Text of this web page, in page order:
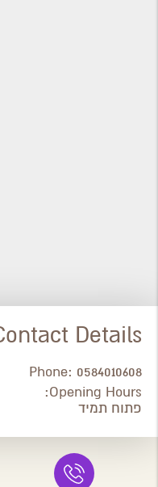
Details
Phone: 0584010608
Opening Hours:
פתוח תמיד